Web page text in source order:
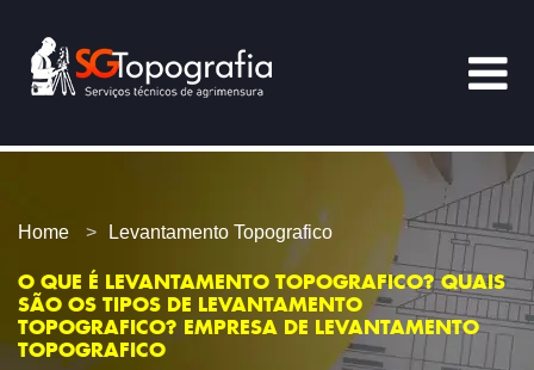
Home Levantamento Topografico
O QUE É LEVANTAMENTO TOPOGRAFICO? QUAIS
SÃO OS TIPOS DE LEVANTAMENTO
TOPOGRAFICO? EMPRESA DE LEVANTAMENTO
TOPOGRAFICO